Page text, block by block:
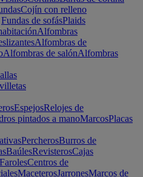
Cojín con relleno
Fundas de sofásPlaids
Alfombras
Alfombras de
Alfombras de salónAlfombras
EspejosRelojes de
pintados a manoMarcosPlacas
PercherosBurros de
BaúlesRevisterosCajas
FarolesCentros de
MaceterosJarronesMarcos de